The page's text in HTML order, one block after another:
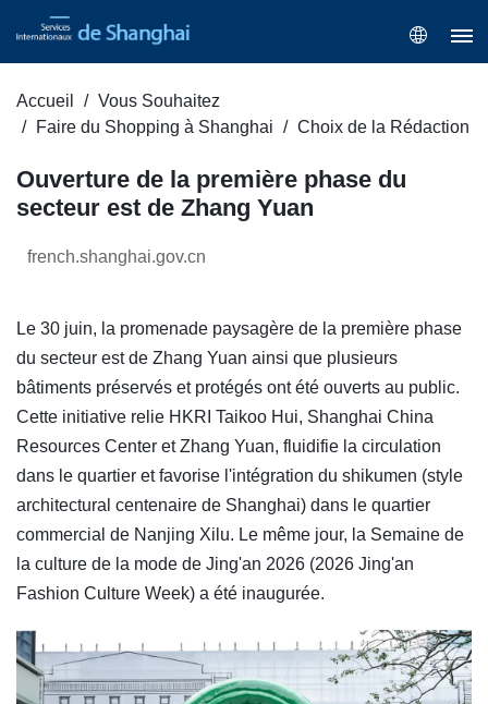
Accueil
Vous Souhaitez
Faire du Shopping à Shanghai
Choix de la Rédaction
Ouverture de la première phase du
secteur est de Zhang Yuan
french.shanghai.gov.cn
Le 30 juin, la promenade paysagère de la première phase
du secteur est de Zhang Yuan ainsi que plusieurs
bâtiments préservés et protégés ont été ouverts au public.
Cette initiative relie HKRI Taikoo Hui, Shanghai China
Resources Center et Zhang Yuan, fluidifie la circulation
dans le quartier et favorise l'intégration du shikumen (style
architectural centenaire de Shanghai) dans le quartier
commercial de Nanjing Xilu. Le même jour, la Semaine de
la culture de la mode de Jing'an 2026 (2026 Jing'an
Fashion Culture Week) a été inaugurée.